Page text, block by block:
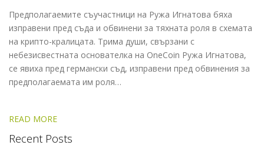
Предполагаемите съучастници на Ружа Игнатова бяха
изправени пред съда и обвинени за тяхната роля в схемата
на крипто-кралицата. Трима души, свързани с
небезисвестната основателка на OneCoin Ружа Игнатова,
се явиха пред германски съд, изправени пред обвинения за
предполагаемата им роля…
READ MORE
Recent Posts